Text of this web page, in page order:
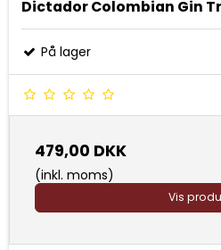
Dictador Colombian Gin
På lager
479,00 DKK
(inkl. moms)
Vis